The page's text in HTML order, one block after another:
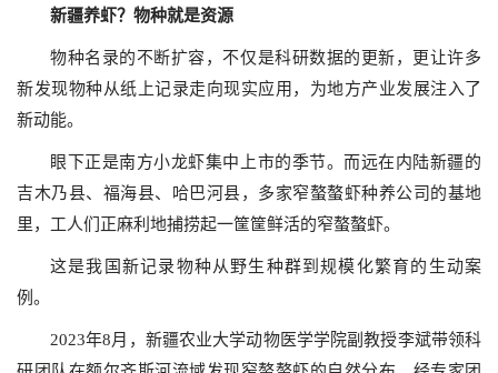
新疆养虾？物种就是资源
物种名录的不断扩容，不仅是科研数据的更新，更让许多
新发现物种从纸上记录走向现实应用，为地方产业发展注入了
新动能。
眼下正是南方小龙虾集中上市的季节。而远在内陆新疆的
吉木乃县、福海县、哈巴河县，多家窄螯螯虾种养公司的基地
里，工人们正麻利地捕捞起一筐筐鲜活的窄螯螯虾。
这是我国新记录物种从野生种群到规模化繁育的生动案
例。
2023年8月，新疆农业大学动物医学学院副教授李斌带领科